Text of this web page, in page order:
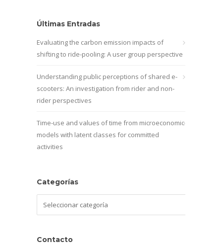
Últimas Entradas
Evaluating the carbon emission impacts of
shifting to ride-pooling: A user group perspective
Understanding public perceptions of shared e-
scooters: An investigation from rider and non-
rider perspectives
Time-use and values of time from microeconomic
models with latent classes for committed
activities
Categorías
Contacto